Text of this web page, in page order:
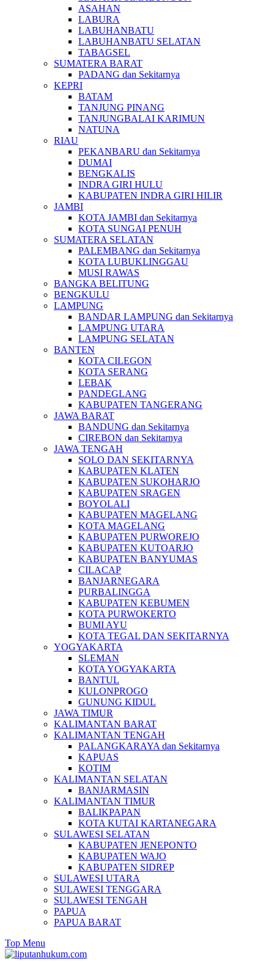
ASAHAN
LABURA
LABUHANBATU
LABUHANBATU SELATAN
TABAGSEL
SUMATERA BARAT
PADANG dan Sekitarnya
KEPRI
BATAM
TANJUNG PINANG
TANJUNGBALAI KARIMUN
NATUNA
RIAU
PEKANBARU dan Sekitarnya
DUMAI
BENGKALIS
INDRA GIRI HULU
KABUPATEN INDRA GIRI HILIR
JAMBI
KOTA JAMBI dan Sekitarnya
KOTA SUNGAI PENUH
SUMATERA SELATAN
PALEMBANG dan Sekitarnya
KOTA LUBUKLINGGAU
MUSI RAWAS
BANGKA BELITUNG
BENGKULU
LAMPUNG
BANDAR LAMPUNG dan Sekitarnya
LAMPUNG UTARA
LAMPUNG SELATAN
BANTEN
KOTA CILEGON
KOTA SERANG
LEBAK
PANDEGLANG
KABUPATEN TANGERANG
JAWA BARAT
BANDUNG dan Sekitarnya
CIREBON dan Sekitarnya
JAWA TENGAH
SOLO DAN SEKITARNYA
KABUPATEN KLATEN
KABUPATEN SUKOHARJO
KABUPATEN SRAGEN
BOYOLALI
KABUPATEN MAGELANG
KOTA MAGELANG
KABUPATEN PURWOREJO
KABUPATEN KUTOARJO
KABUPATEN BANYUMAS
CILACAP
BANJARNEGARA
PURBALINGGA
KABUPATEN KEBUMEN
KOTA PURWOKERTO
BUMI AYU
KOTA TEGAL DAN SEKITARNYA
YOGYAKARTA
SLEMAN
KOTA YOGYAKARTA
BANTUL
KULONPROGO
GUNUNG KIDUL
JAWA TIMUR
KALIMANTAN BARAT
KALIMANTAN TENGAH
PALANGKARAYA dan Sekitarnya
KAPUAS
KOTIM
KALIMANTAN SELATAN
BANJARMASIN
KALIMANTAN TIMUR
BALIKPAPAN
KOTA KUTAI KARTANEGARA
SULAWESI SELATAN
KABUPATEN JENEPONTO
KABUPATEN WAJO
KABUPATEN SIDREP
SULAWESI UTARA
SULAWESI TENGGARA
SULAWESI TENGAH
PAPUA
PAPUA BARAT
Top Menu